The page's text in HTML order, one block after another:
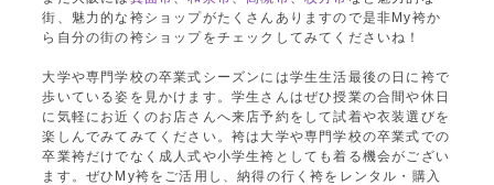
街、魅力的な袴ショップがたくさんありますので是非My袴か
ら自分の街の袴ショップをチェックしてみてくださいね！
大学や専門学校の卒業式シーズンには学生生活最後の日に袴で
歩いている姿を見かけます。学生さんはぜひ授業の合間や休日
に気軽にお近くのお店さんへ来店予約をして試着や衣装選びを
楽しんでみてみてください。袴は大学や専門学校の卒業式での
卒業袴だけでなく成人式や小学生袴としても着る機会がござい
ます。ぜひMy袴をご活用し、納得の行く袴をレンタル・購入